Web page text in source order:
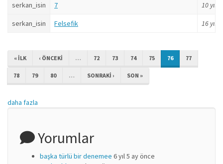
serkan_isin 7 10 yıl
serkan_isin Felsefik 16 yıl
« ILK ‹ ÖNCEKI … 72 73 74 75 76 77
78 79 80 … SONRAKI › SON »
daha fazla
Yorumlar
başka türlü bir denemee 6 yıl 5 ay önce